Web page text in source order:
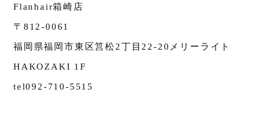
Flanhair箱崎店
〒812-0061
福岡県福岡市東区筥松2丁目22-20メリーライト
HAKOZAKI 1F
tel092-710-5515